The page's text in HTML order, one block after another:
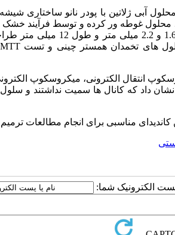
آبی ژلاتین با پودر نانو ساختاری
محلول غوطه ور کرده و توسط فرآیند خشک
توسط تصعید خارج گردید .کانال ها با
انتقال الکترونی، میکروسکوپ
که کانال ها سمیت نداشتند و سلول
کاندیدای مناسبی برای انجام مطالعات
پست الکترونیک شما: